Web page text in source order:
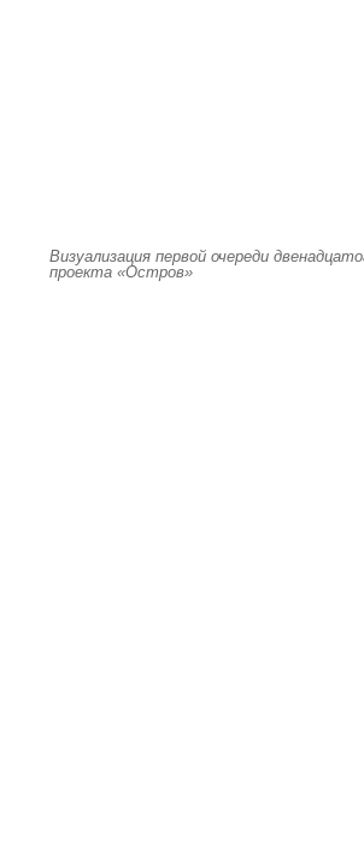
Визуализация первой очереди
проекта «Остров»